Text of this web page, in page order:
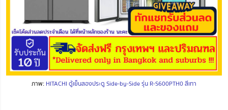
ภาพ: HITACHI ตู้เย็นสองประตู Side-by-Side รุ่น R-S600PTH0 สีเทา